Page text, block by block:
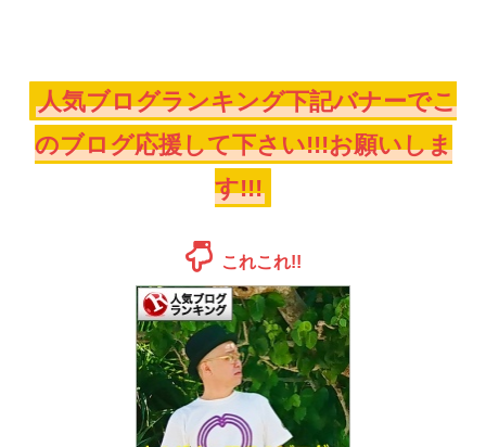
人気ブログランキング下記バナーでこ
のブログ応援して下さい!!!お願いしま
す!!!
これこれ!!